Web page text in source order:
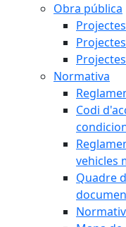
Obra pública
Normativa
Codi
vehicles
Quadre